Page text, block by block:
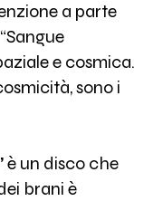
a parte
“Sangue
e cosmica.
sono i
è un disco che
brani è